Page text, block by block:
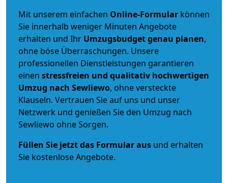
Mit unserem einfachen Online-Formular können
Sie innerhalb weniger Minuten Angebote
erhalten und Ihr Umzugsbudgetgenau planen,
ohne böse Überraschungen. Unsere
professionellen Dienstleistungen garantieren
einen stressfreien und qualitativ hochwertigen
Umzug nach Sewliewo, ohne versteckte
Klauseln. Vertrauen Sie auf uns und unser
Netzwerk und genießen Sie den Umzug nach
Sewliewo ohne Sorgen.
Füllen Sie jetzt das Formular aus und erhalten
Sie kostenlose Angebote.